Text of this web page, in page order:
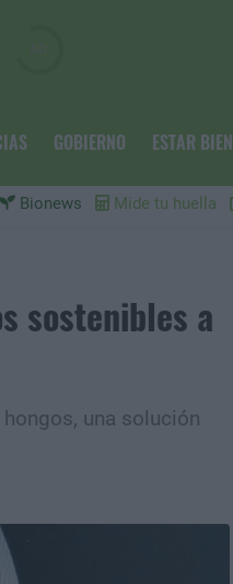
GOBIERNO ESTAR BIEN
Bionews Mide tu huella
sostenibles a
una solución